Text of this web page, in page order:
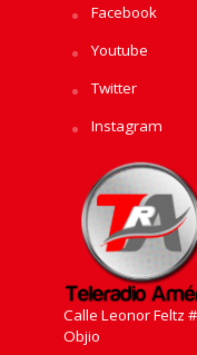
Facebook
Youtube
Twitter
Instagram
Calle Leonor Feltz
Objio